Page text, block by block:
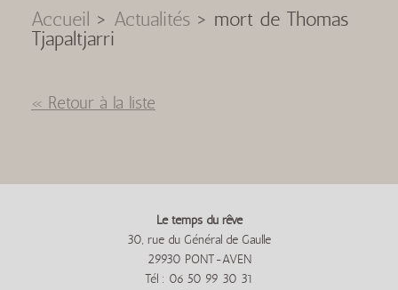
Accueil > Actualités > mort de Thomas
Tjapaltjarri
« Retour à la liste
Le temps du rêve
30, rue du Général de Gaulle
29930 PONT-AVEN
Tél : 06 50 99 30 31